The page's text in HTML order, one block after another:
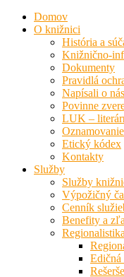
Domov
O knižnici
História a
Knižnično-
Dokumenty
Pravidlá
Napísali o nás
Povinne
LUK –
Etický kódex
Kontakty
Služby
Služby
Výpožičný
Cenník
Benefity a
Rešerše